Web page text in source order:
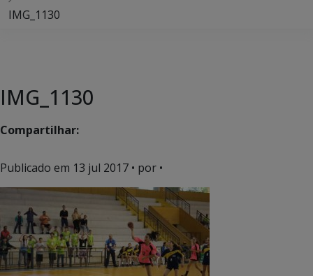
IMG_1130
IMG_1130
Compartilhar:
Publicado em 13 jul 2017 • por •